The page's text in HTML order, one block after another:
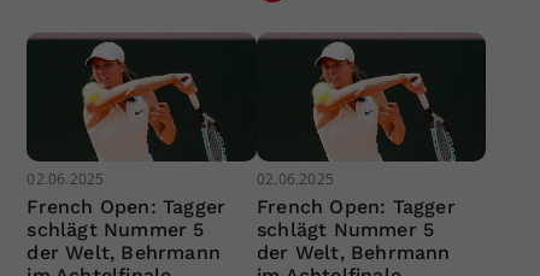
02.06.2025
French Open: Tagger
schlägt Nummer 5
der Welt, Behrmann
02.06.2025
French Open: Tagger
schlägt Nummer 5
der Welt, Behrmann